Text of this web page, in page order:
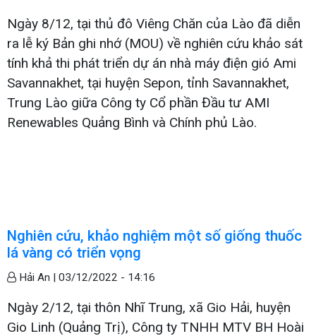
Ngày 8/12, tại thủ đô Viêng Chăn của Lào đã diễn
ra lễ ký Bản ghi nhớ (MOU) về nghiên cứu khảo sát
tính khả thi phát triển dự án nhà máy điện gió Ami
Savannakhet, tại huyện Sepon, tỉnh Savannakhet,
Trung Lào giữa Công ty Cổ phần Đầu tư AMI
Renewables Quảng Bình và Chính phủ Lào.
Nghiên cứu, khảo nghiệm một số giống thuốc
lá vàng có triển vọng
Hải An | 03/12/2022 - 14:16
Ngày 2/12, tại thôn Nhĩ Trung, xã Gio Hải, huyện
Gio Linh (Quảng Trị), Công ty TNHH MTV BH Hoài